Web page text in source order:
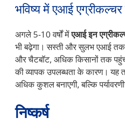
भविष्य में एआई
अगले 5-10 वर्षों मेंएआई इन
भी बढ़ेगा। सस्ती और सुलभ एआई
और चैटबॉट, अधिक किसानों तक पहुंच
की व्यापक उपलब्धता के कारण।
अधिक कुशल बनाएगी, बल्कि
निष्कर्ष